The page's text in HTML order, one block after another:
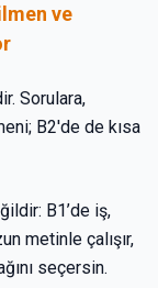
ve
Sorulara,
B2'de de kısa
B1’de iş,
metinle çalışır,
seçersin.